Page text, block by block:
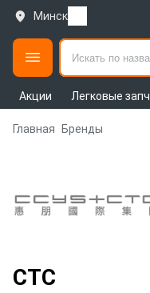
Минск
Акции Легковые
Главная Бренды
CTC